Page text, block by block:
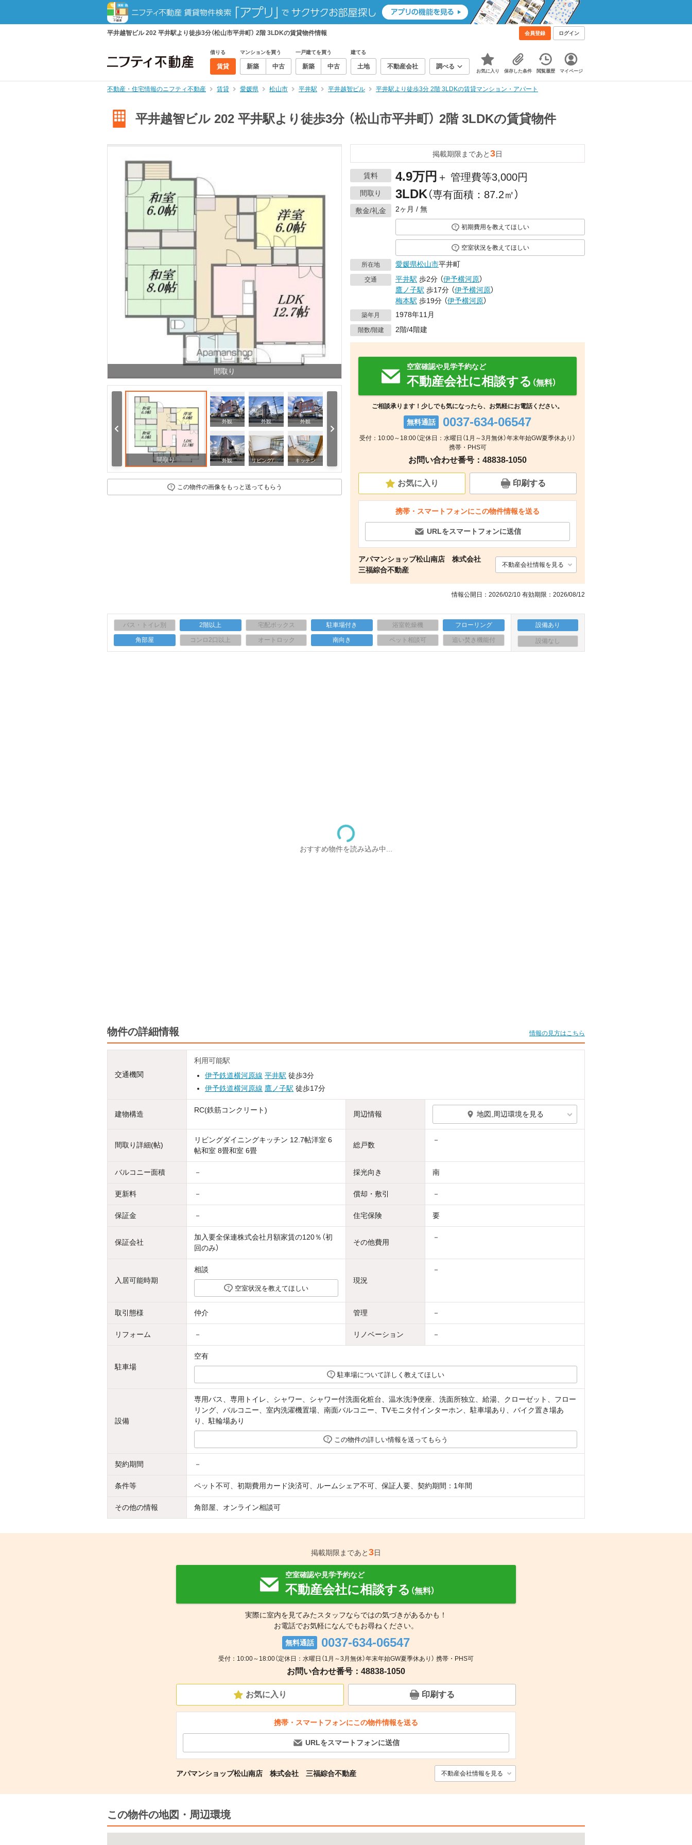
平井越智ビル 202 平井駅より徒歩3分（松山市平井町） 2階 3LDKの賃貸物件情報 会員登録 ログイン
借りる
賃貸
マンションを買う
新築 中古
一戸建てを買う
新築 中古
建てる
土地 不動産会社 調べる
お気に入り 保存した条件 閲覧履歴 マイページ
不動産・住宅情報のニフティ不動産 賃貸 愛媛県 松山市 平井駅 平井越智ビル 平井駅より徒歩3分 2階 3LDKの賃貸マンション・アパート
平井越智ビル 202 平井駅より徒歩3分 （松山市平井町） 2階 3LDKの賃貸物件
間取り
間取り
外観 外観 外観
外観 リビング/ダイニング キッチン 浴室
玄関 室内
室内 室内
この物件の画像をもっと送ってもらう
掲載期限まであと3日
賃料 4.9万円 ＋ 管理費等3,000円
間取り 3LDK（専有面積：87.2㎡）
敷金/礼金 2ヶ月 / 無
初期費用を教えてほしい
空室状況を教えてほしい
所在地 愛媛県松山市平井町
交通 平井駅 歩2分 （伊予横河原）
鷹ノ子駅 歩17分 （伊予横河原）
梅本駅 歩19分 （伊予横河原）
築年月 1978年11月
階数/階建 2階/4階建
空室確認や見学予約など
不動産会社に相談する （無料）
ご相談承ります！少しでも気になったら、お気軽にお電話ください。
無料通話 0037-634-06547
受付：10:00～18:00（定休日：水曜日（1月～3月無休）年末年始GW夏季休あり）
携帯・PHS可
お問い合わせ番号：48838-1050
お気に入り 印刷する
携帯・スマートフォンにこの物件情報を送る
URLをスマートフォンに送信
アパマンショップ松山南店 株式会社
三福綜合不動産
不動産会社情報を見る
情報公開日：2026/02/10 有効期限：2026/08/12
バス・トイレ別 2階以上 宅配ボックス 駐車場付き 浴室乾燥機 フローリング
角部屋 コンロ2口以上 オートロック 南向き ペット相談可 追い焚き機能付
設備あり
設備なし
おすすめ物件を読み込み中...
物件の詳細情報 情報の見方はこちら
交通機関
利用可能駅
伊予鉄道横河原線 平井駅 徒歩3分
伊予鉄道横河原線 鷹ノ子駅 徒歩17分
建物構造 RC(鉄筋コンクリート) 周辺情報 地図,周辺環境を見る
間取り詳細(帖)
リビングダイニングキッチン 12.7帖洋室 6
帖和室 8畳和室 6畳
総戸数
－
バルコニー面積 － 採光向き 南
更新料 － 償却・敷引 －
保証金 － 住宅保険 要
保証会社
加入要全保連株式会社月額家賃の120％（初
回のみ）
その他費用
－
入居可能時期
相談
空室状況を教えてほしい
現況
－
取引態様 仲介 管理 －
リフォーム － リノベーション －
駐車場
空有
駐車場について詳しく教えてほしい
設備
専用バス、専用トイレ、シャワー、シャワー付洗面化粧台、温水洗浄便座、洗面所独立、給湯、クローゼット、フロー
リング、バルコニー、室内洗濯機置場、南面バルコニー、TVモニタ付インターホン、駐車場あり、バイク置き場あ
り、駐輪場あり
この物件の詳しい情報を送ってもらう
契約期間 －
条件等 ペット不可、初期費用カード決済可、ルームシェア不可、保証人要、契約期間：1年間
その他の情報 角部屋、オンライン相談可
掲載期限まであと3日
空室確認や見学予約など
不動産会社に相談する （無料）
実際に室内を見てみたスタッフならではの気づきがあるかも！
お電話でお気軽になんでもお尋ねください。
無料通話 0037-634-06547
受付：10:00～18:00（定休日：水曜日（1月～3月無休）年末年始GW夏季休あり） 携帯・PHS可
お問い合わせ番号：48838-1050
お気に入り 印刷する
携帯・スマートフォンにこの物件情報を送る
URLをスマートフォンに送信
アパマンショップ松山南店 株式会社 三福綜合不動産 不動産会社情報を見る
この物件の地図・周辺環境